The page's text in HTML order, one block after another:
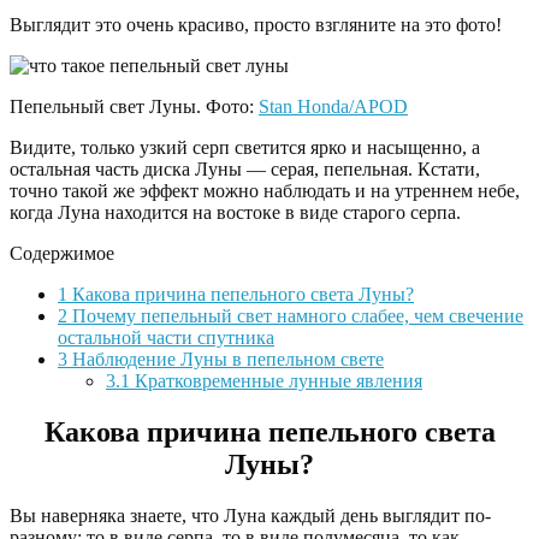
Выглядит это очень красиво, просто взгляните на это фото!
Пепельный свет Луны. Фото: Stan Honda/APOD
Видите, только узкий серп светится ярко и насыщенно, а
остальная часть диска Луны — серая, пепельная. Кстати,
точно такой же эффект можно наблюдать и на утреннем небе,
когда Луна находится на востоке в виде старого серпа.
Содержимое
1 Какова причина пепельного света Луны?
2 Почему пепельный свет намного слабее, чем свечение
остальной части спутника
3 Наблюдение Луны в пепельном свете
3.1 Кратковременные лунные явления
Какова причина пепельного света
Луны?
Вы наверняка знаете, что Луна каждый день выглядит по-